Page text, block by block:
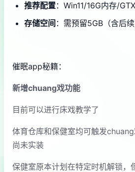
​推荐配置​：Win11/16G内存/
​存储空间​ ：需预留5GB（含后续
催眠app秘籍：
新增chuang戏功能
目前可以进行床戏教学了
体育仓库和保健室均可触发
尚未实装
保健室原本计划在特定时机解锁，